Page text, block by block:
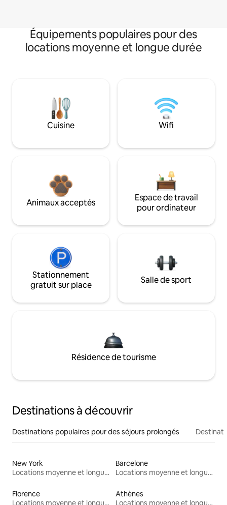
Équipements populaires pour des
locations moyenne et longue durée
Cuisine Wifi
Animaux acceptés
Espace de travail
pour ordinateur
Stationnement
gratuit sur place
Salle de sport
Résidence de tourisme
Destinations à découvrir
Destinations populaires pour des séjours prolongés
New York
Locations moyenne et longue durée
Barcelone
Locations moyenne et longue durée
Florence
Locations moyenne et longue durée
Athènes
Locations moyenne et longue durée